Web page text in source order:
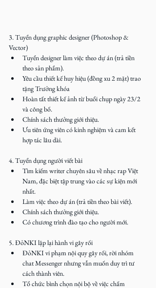
3. Tuyển dụng graphic designer (Photoshop &
Vector)
Tuyển designer làm việc theo dự án (trả tiền
theo sản phẩm).
Yêu cầu thiết kế huy hiệu (đồng xu 2 mặt) trao
tặng Trưởng khóa
Hoàn tất thiết kế ảnh từ buổi chụp ngày 23/2
và công bố.
Chính sách thưởng giới thiệu.
Ưu tiên ứng viên có kinh nghiệm và cam kết
hợp tác lâu dài.
4. Tuyển dụng người viết bài
Tìm kiếm writer chuyên sâu về nhạc rap Việt
Nam, đặc biệt tập trung vào các sự kiện mới
nhất.
Làm việc theo dự án (trả tiền theo bài viết).
Chính sách thưởng giới thiệu.
Có chương trình đào tạo cho người mới.
5. ĐỏNKI lặp lại hành vi gây rối
ĐỏNKI vi phạm nội quy gây rối, rời nhóm
chat Messenger nhưng vẫn muốn duy trì tư
cách thành viên.
Tổ chức bình chọn nội bộ về việc chấm